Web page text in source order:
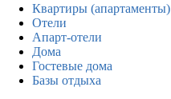
Квартиры (апартаменты)
Отели
Апарт-отели
Дома
Гостевые дома
Базы отдыха